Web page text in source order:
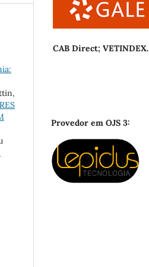
CAB Direct; VETINDEX.
Provedor em OJS 3: